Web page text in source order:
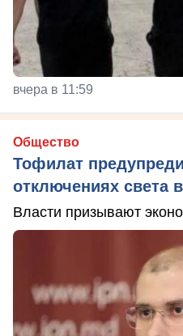
вчера в 11:59
Общество
Тофилат
отключениях света
Власти призывают